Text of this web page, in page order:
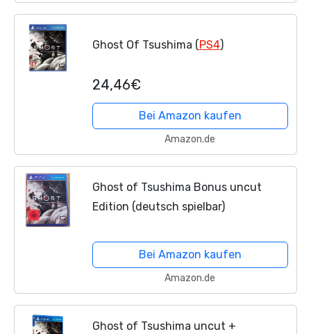
Ghost Of Tsushima (PS4)
24,46€
Bei Amazon kaufen
Amazon.de
Ghost of Tsushima Bonus uncut
Edition (deutsch spielbar)
Bei Amazon kaufen
Amazon.de
Ghost of Tsushima uncut +